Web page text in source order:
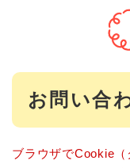
メ
本
お問い合
ブラウザでCookie